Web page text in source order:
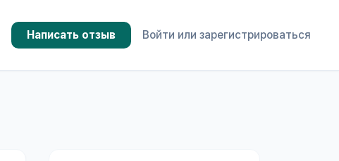
Написать отзыв Войти или зарегистрироваться